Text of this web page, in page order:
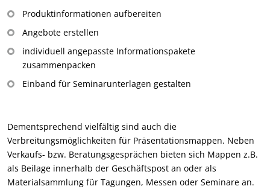
Produktinformationen aufbereiten
Angebote erstellen
individuell angepasste Informationspakete
zusammenpacken
Einband für Seminarunterlagen gestalten
Dementsprechend vielfältig sind auch die
Verbreitungsmöglichkeiten für Präsentationsmappen. Neben
Verkaufs- bzw. Beratungsgesprächen bieten sich Mappen z.B.
als Beilage innerhalb der Geschäftspost an oder als
Materialsammlung für Tagungen, Messen oder Seminare an.